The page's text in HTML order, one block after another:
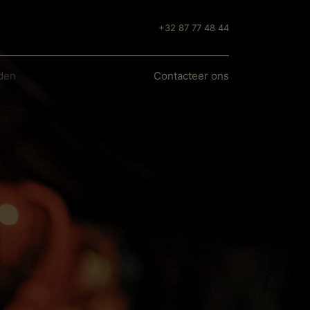
+32 87 77 48 44
Contacteer ons​